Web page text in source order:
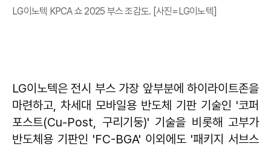
LG이노텍 KPCA 쇼 2025 부스 조감도. [사진=LG이노텍]
LG이노텍은 전시 부스 가장 앞부분에 하이라이트존을
마련하고, 차세대 모바일용 반도체 기판 기술인 '코퍼
포스트(Cu-Post, 구리기둥)' 기술을 비롯해 고부가
반도체용 기판인 'FC-BGA' 이외에도 '패키지 서브스